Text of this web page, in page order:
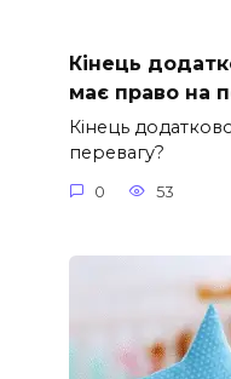
Кінець
має право на
Кінець
перевагу?
0 53